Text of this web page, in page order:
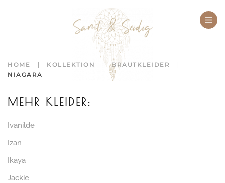
Zum Hauptinhalt springen
HOME KOLLEKTION
BRAUTKLEIDER
NIAGARA
MEHR KLEIDER:
Ivanilde
Izan
Ikaya
Jackie